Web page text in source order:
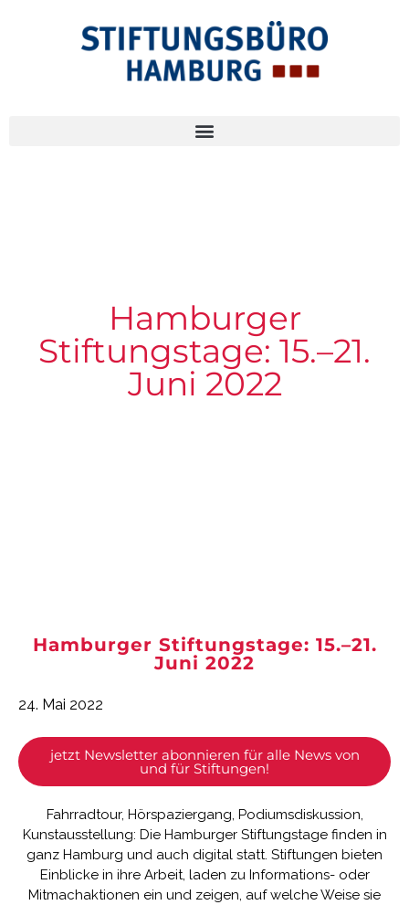
Hamburger
Stiftungstage: 15.–21.
Juni 2022
Hamburger Stiftungstage: 15.–21.
Juni 2022
24. Mai 2022
jetzt Newsletter abonnieren für alle News von
und für Stiftungen!
Fahrradtour, Hörspaziergang, Podiumsdiskussion,
Kunstausstellung: Die Hamburger Stiftungstage finden in
ganz Hamburg und auch digital statt. Stiftungen bieten
Einblicke in ihre Arbeit, laden zu Informations- oder
Mitmachaktionen ein und zeigen, auf welche Weise sie